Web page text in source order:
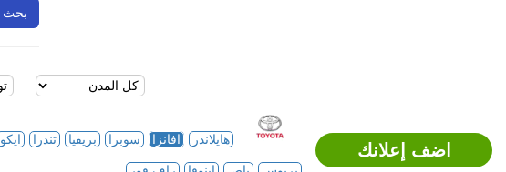
بحث
اضف إعلانك
هايلاندر افانزا سوبرا بريفيا تندرا ايكو